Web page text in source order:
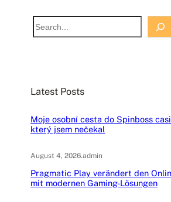
S
e
h
Latest Posts
Moje osobní cesta do Spinboss
který jsem nečekal
August 4, 2026.admin
Pragmatic Play verändert den
mit modernen Gaming-Lösungen